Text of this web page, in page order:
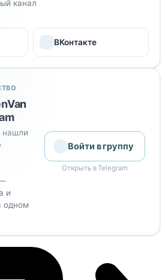
канал
ВКонтакте
нашли
и
одном
Войти в группу
Открыть в Telegram